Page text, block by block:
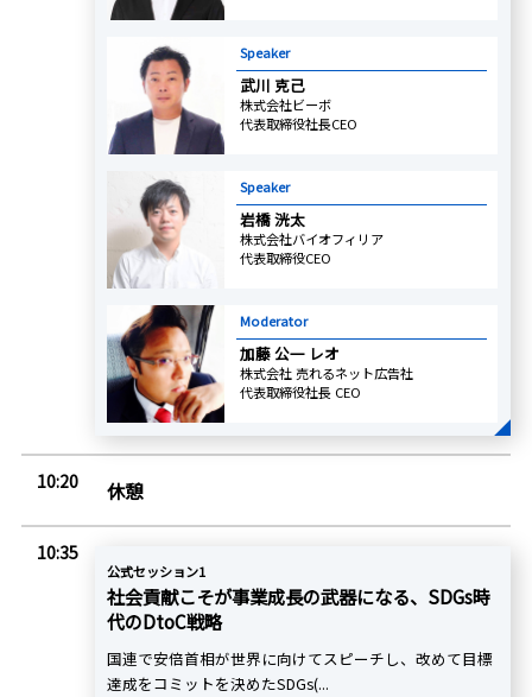
Speaker
武川 克己
株式会社ビーボ
代表取締役社長CEO
Speaker
岩橋 洸太
株式会社バイオフィリア
代表取締役CEO
Moderator
加藤 公一 レオ
株式会社 売れるネット広告社
代表取締役社長 CEO
10:20 休憩
10:35
公式セッション1
社会貢献こそが事業成長の武器になる、SDGs時
代のDtoC戦略
国連で安倍首相が世界に向けてスピーチし、改めて目標
達成をコミットを決めたSDGs(...